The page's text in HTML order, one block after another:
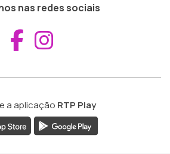
nas redes sociais
Aceder ao
a aplicação RTP Play